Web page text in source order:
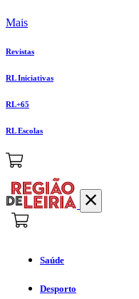
Mais
Revistas
RL Iniciativas
RL+65
RL Escolas
Saúde
Desporto